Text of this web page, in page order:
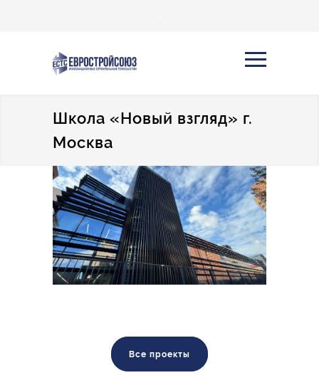
Школа «Новый взгляд» г.
Москва
Все проекты